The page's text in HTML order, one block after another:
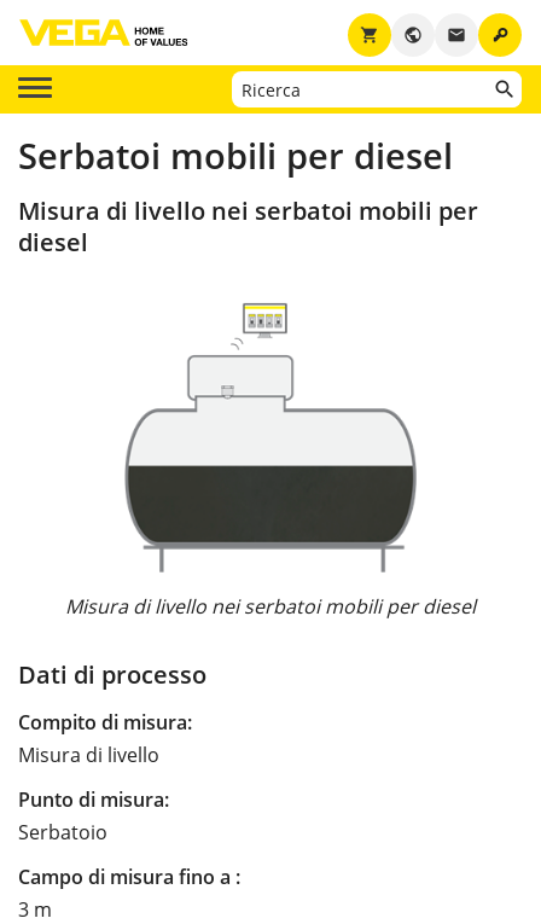
key
email
public
shopping_cart
Serbatoi mobili per diesel
Misura di livello nei serbatoi mobili per
diesel
Misura di livello nei serbatoi mobili per diesel
Dati di processo
Compito di misura:
Misura di livello
Punto di misura:
Serbatoio
Campo di misura fino a :
3 m